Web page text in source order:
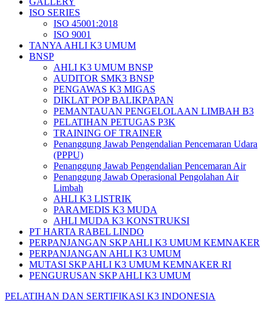
ISO SERIES
ISO 45001:2018
ISO 9001
TANYA AHLI K3 UMUM
BNSP
AHLI K3 UMUM BNSP
AUDITOR SMK3 BNSP
PENGAWAS K3 MIGAS
DIKLAT POP BALIKPAPAN
PEMANTAUAN PENGELOLAAN LIMBAH B3
PELATIHAN PETUGAS P3K
TRAINING OF TRAINER
Penanggung Jawab Pengendalian Pencemaran Udara
(PPPU)
Penanggung Jawab Pengendalian Pencemaran Air
Penanggung Jawab Operasional Pengolahan Air
Limbah
AHLI K3 LISTRIK
PARAMEDIS K3 MUDA
AHLI MUDA K3 KONSTRUKSI
PT HARTA RABEL LINDO
PERPANJANGAN SKP AHLI K3 UMUM KEMNAKER
PERPANJANGAN AHLI K3 UMUM
MUTASI SKP AHLI K3 UMUM KEMNAKER RI
PENGURUSAN SKP AHLI K3 UMUM
PELATIHAN DAN SERTIFIKASI K3 INDONESIA